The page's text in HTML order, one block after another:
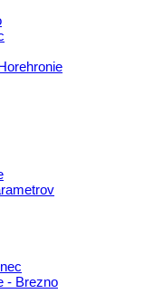
- Brezno